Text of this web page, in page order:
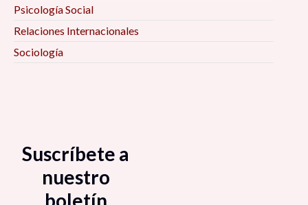
Psicología Social
Relaciones Internacionales
Sociología
Suscríbete a
nuestro
boletín